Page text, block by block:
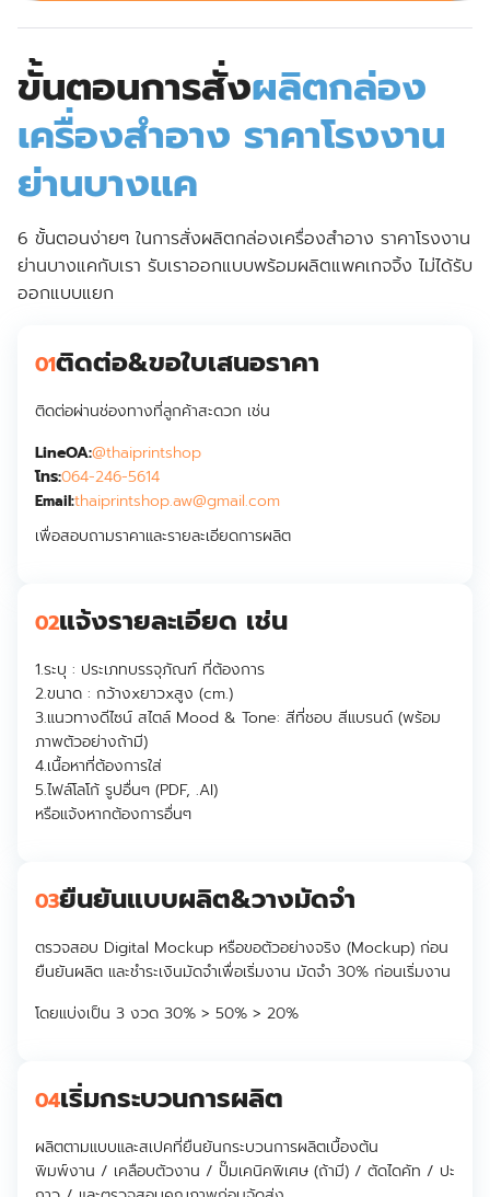
ขั้นตอนการสั่งผลิตกล่อง
เครื่องสำอาง ราคาโรงงาน
ย่านบางแค
6 ขั้นตอนง่ายๆ ในการสั่งผลิตกล่องเครื่องสำอาง ราคาโรงงาน
ย่านบางแคกับเรา รับเราออกแบบพร้อมผลิตแพคเกจจิ้ง ไม่ได้รับ
ออกแบบแยก
01ติดต่อ&ขอใบเสนอราคา
ติดต่อผ่านช่องทางที่ลูกค้าสะดวก เช่น
LineOA:@thaiprintshop
โทร:064-246-5614
Email:thaiprintshop.aw@gmail.com
เพื่อสอบถามราคาและรายละเอียดการผลิต
02แจ้งรายละเอียด เช่น
1.ระบุ : ประเภทบรรจุภัณฑ์ ที่ต้องการ
2.ขนาด : กว้างxยาวxสูง (cm.)
3.แนวทางดีไซน์ สไตล์ Mood & Tone: สีที่ชอบ สีแบรนด์ (พร้อม
ภาพตัวอย่างถ้ามี)
4.เนื้อหาที่ต้องการใส่
5.ไฟล์โลโก้ รูปอื่นๆ (PDF, .AI)
หรือแจ้งหากต้องการอื่นๆ
03ยืนยันแบบผลิต&วางมัดจำ
ตรวจสอบ Digital Mockup หรือขอตัวอย่างจริง (Mockup) ก่อน
ยืนยันผลิต และชำระเงินมัดจำเพื่อเริ่มงาน มัดจำ 30% ก่อนเริ่มงาน
โดยแบ่งเป็น 3 งวด 30% > 50% > 20%
04เริ่มกระบวนการผลิต
ผลิตตามแบบและสเปคที่ยืนยันกระบวนการผลิตเบื้องต้น
พิมพ์งาน / เคลือบตัวงาน / ปั๊มเคนิคพิเศษ (ถ้ามี) / ตัดไดคัท / ปะ